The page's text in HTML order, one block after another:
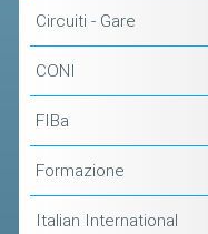
Circuiti - Gare
CONI
FIBa
Formazione
Italian International